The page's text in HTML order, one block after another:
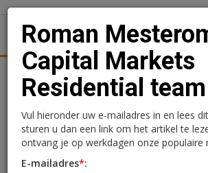
Juridisch | Fiscaal Transacties
Roman
Capital Markets
Roman
Capital Markets
Residential
Vul hieronder uw e-mailadres in en lees
sturen u dan een link om het artikel te
ontvang je op werkdagen onze populaire
E-mailadres*: